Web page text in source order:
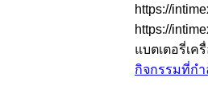
https://
https://
แบตเตอรี่เค
กิจกรรมที่กำ